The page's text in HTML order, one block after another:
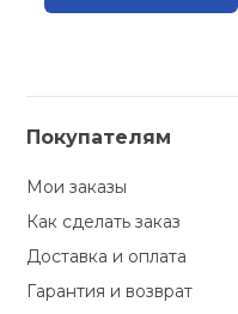
Покупателям
Мои заказы
Как сделать заказ
Доставка и оплата
Гарантия и возврат